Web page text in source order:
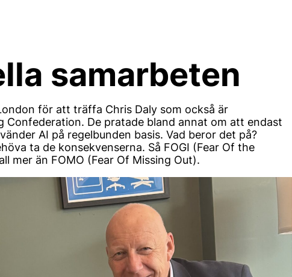
samarbeten
för att träffa Chris Daly som också är
Confederation. De pratade bland annat om att endast
AI på regelbunden basis. Vad beror det på?
ta de konsekvenserna. Så FOGI (Fear Of the
mer än FOMO (Fear Of Missing Out).